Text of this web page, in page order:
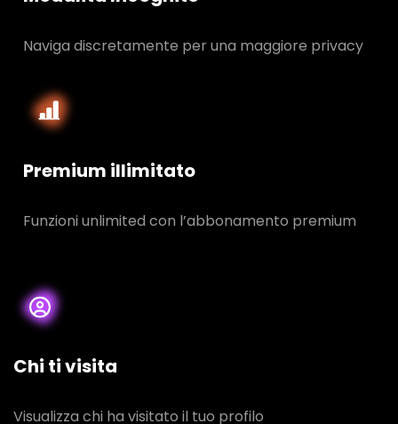
Naviga discretamente per una maggiore privacy
Premium illimitato
Funzioni unlimited con l’abbonamento premium
Chi ti visita
Visualizza chi ha visitato il tuo profilo